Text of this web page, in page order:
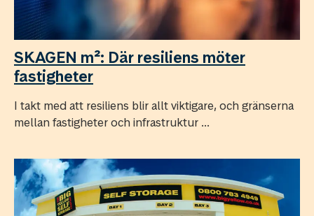
SKAGEN m²: Där resiliens möter
fastigheter
I takt med att resiliens blir allt viktigare, och gränserna
mellan fastigheter och infrastruktur ...